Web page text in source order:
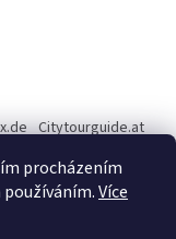
procházením
Více
Citytourguide.at